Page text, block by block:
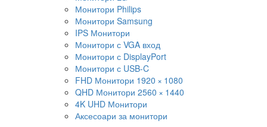
Монитори Philips
Монитори Samsung
IPS Монитори
Монитори с VGA вход
Монитори с DisplayPort
Монитори с USB-C
FHD Монитори 1920 × 1080
QHD Монитори 2560 × 1440
4K UHD Монитори
Аксесоари за монитори